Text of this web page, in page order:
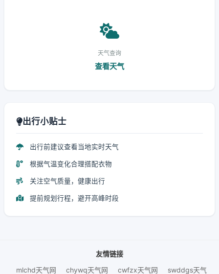
天气查询
查看天气
出行小贴士
出行前建议查看当地实时天气
根据气温变化合理搭配衣物
关注空气质量，健康出行
提前规划行程，避开高峰时段
友情链接
mlchd天气网
chywq天气网 cwfzx天气网 swddgs天气